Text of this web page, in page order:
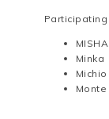
Participating
MISHA
Minka
Michio
Monte